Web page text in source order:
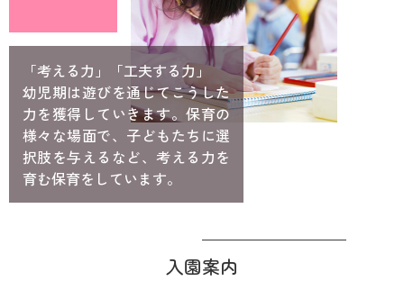
「考える力」「工夫する力」
幼児期は遊びを通じてこうした
力を獲得していきます。保育の
様々な場面で、子どもたちに選
択肢を与えるなど、考える力を
育む保育をしています。
入園案内